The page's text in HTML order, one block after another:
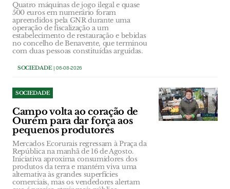
Quatro máquinas de jogo ilegal e quase
500 euros em numerário foram
apreendidos pela GNR durante uma
operação de fiscalização a um
estabelecimento de restauração e bebidas
no concelho de Benavente, que terminou
com duas pessoas constituídas arguidas.
SOCIEDADE| 06-08-2026
SOCIEDADE
Campo volta ao coração de
Ourém para dar força aos
pequenos produtores
Mercados Ecorurais regressam à Praça da
República na manhã de 16 de Agosto.
Iniciativa aproxima consumidores dos
produtos da terra e mantém viva uma
alternativa às grandes superfícies
comerciais, mas os vendedores alertam